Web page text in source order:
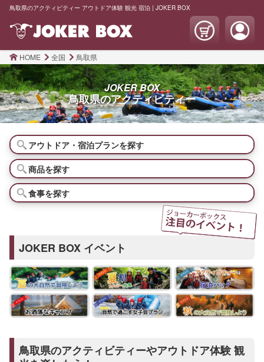
鳥取県のアクティビティー アウトドア体験 観光 宿泊 | JOKER BOX
HOME 全国 鳥取県
JOKER BOX
鳥取県のアクティビティー
アウトドア・宿泊プランを探す
商品を探す
食事を探す
JOKER BOX イベント
鳥取県のアクティビティーやアウトドア体験 観